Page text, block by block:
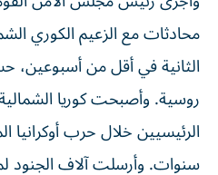
محادثات مع الزعيم الكوري
الثانية في أقل من أسبوعين،
روسية. وأصبحت كوريا
سنوات. وأرسلت آلاف الجنود